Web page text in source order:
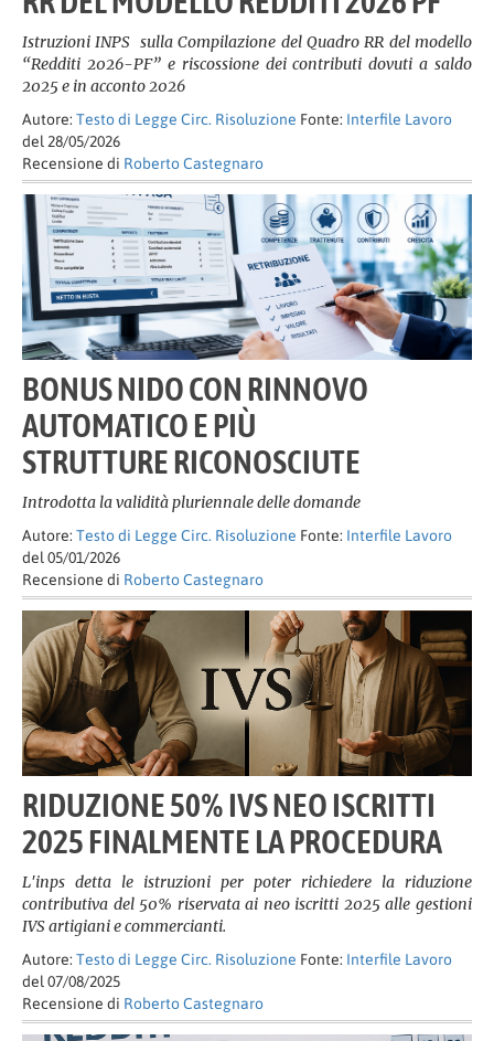
Istruzioni INPS sulla Compilazione del Quadro RR del modello
“Redditi 2026-PF” e riscossione dei contributi dovuti a saldo
2025 e in acconto 2026
Autore: Testo di Legge Circ. Risoluzione Fonte: Interfile Lavoro
del 28/05/2026
Recensione di Roberto Castegnaro
BONUS NIDO CON RINNOVO
AUTOMATICO E PIÙ
STRUTTURE RICONOSCIUTE
Introdotta la validità pluriennale delle domande
Autore: Testo di Legge Circ. Risoluzione Fonte: Interfile Lavoro
del 05/01/2026
Recensione di Roberto Castegnaro
RIDUZIONE 50% IVS NEO ISCRITTI
2025 FINALMENTE LA PROCEDURA
L'inps detta le istruzioni per poter richiedere la riduzione
contributiva del 50% riservata ai neo iscritti 2025 alle gestioni
IVS artigiani e commercianti.
Autore: Testo di Legge Circ. Risoluzione Fonte: Interfile Lavoro
del 07/08/2025
Recensione di Roberto Castegnaro